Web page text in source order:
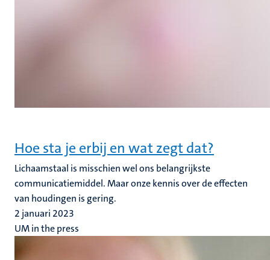
Hoe sta je erbij en wat zegt dat?
Lichaamstaal is misschien wel ons belangrijkste
communicatiemiddel. Maar onze kennis over de effecten
van houdingen is gering.
2 januari 2023
UM in the press